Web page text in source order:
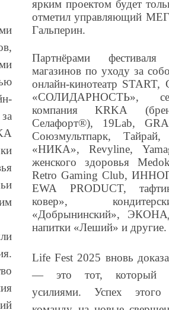
.
ярким проектом будет
отметил управляющий
Гальперин.
Партнёрами
магазинов по уходу за
онлайн-кинотеатр START,
«СОЛИДАРНОСТЬ»,
компания KRKA
Селафорт®), 19Lab,
Союзмультпарк,
«НИКА», Revyline,
женского здоровья
Retro Gaming Club,
EWA PRODUCT,
ковер»,
«Добрынинский»,
напитки «Леший» и другие.
Life Fest 2025 вновь
— это тот, который
усилиями. Успех этого